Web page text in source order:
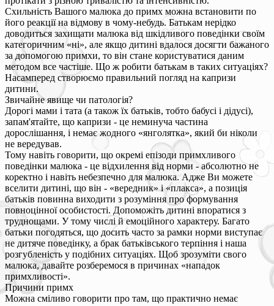
Схильність Вашого малюка до примх можна встановити по
його реакції на відмову в чому-небудь. Батькам нерідко
доводиться захищати малюка від шкідливого поведінки своїм
категоричним «ні», але якщо дитині вдалося досягти бажаного
за допомогою примхи, то він стане користуватися даним
методом все частіше. Що ж робити батькам в таких ситуаціях?
Насамперед створюємо правильний погляд на капризи
дитини.
Звичайне явище чи патологія?
Дорогі мами і тата (а також їх батьків, тобто бабусі і дідусі),
запам'ятайте, що капризи - це неминуча частина
дорослішання, і немає жодного «янголятка», який би ніколи
не вередував.
Тому навіть говорити, що окремі епізоди примхливого
поведінки малюка - це відхилення від норми - абсолютно не
коректно і навіть небезпечно для малюка. Адже Ви можете
вселити дитині, що він - «вередник» і «плакса», а позиція
батьків повинна виходити з розуміння про формування
повноцінної особистості. Допоможіть дитині впоратися з
труднощами. У тому числі й емоційного характеру. Багато
батьки погодяться, що досить часто за рамки норми виступає
не дитяче поведінку, а брак батьківського терпіння і наша
розгубленість у подібних ситуаціях. Щоб зрозуміти свого
малюка, давайте розберемося в причинах «нападок
примхливості».
Причини примх
Можна сміливо говорити про там, що практично немає